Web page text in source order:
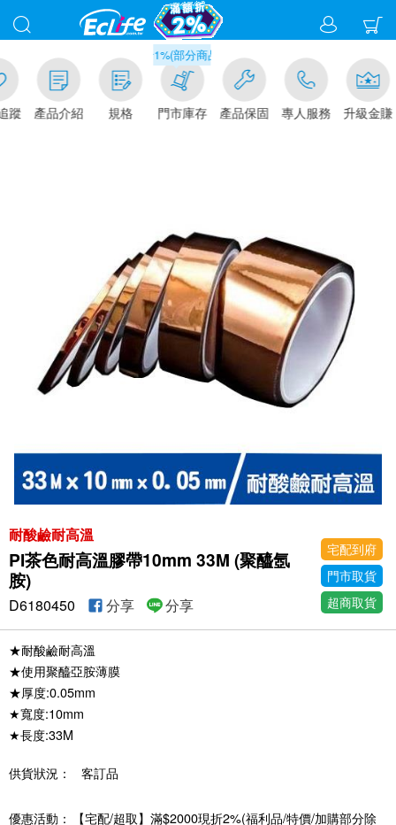
蹤 產品介紹 規格
滿千元門市取貨現折1%(部分商品不適用)-請點我看
門市庫存 產品保固 專人服務 升級金賺
耐酸鹼耐高溫
PI茶色耐高溫膠帶10mm 33M (聚醯氬
胺)
宅配到府
門市取貨
超商取貨
D6180450 分享 分享
★耐酸鹼耐高溫
★使用聚醯亞胺薄膜
★厚度:0.05mm
★寬度:10mm
★長度:33M
供貨狀況： 客訂品
優惠活動：
【宅配/超取】滿$2000現折2%(福利品/特價/加購部分除